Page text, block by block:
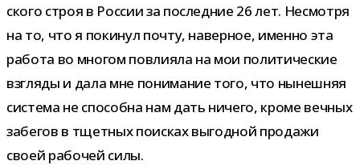
ского строя в России за послед­ние 26 лет. Несмотря
на то, что я поки­нул почту, навер­ное, именно эта
работа во мно­гом повли­яла на мои поли­ти­че­ские
взгляды и дала мне пони­ма­ние того, что нынеш­няя
система не спо­собна нам дать ничего, кроме веч­ных
забе­гов в тщет­ных поис­ках выгод­ной про­дажи
своей рабо­чей силы.